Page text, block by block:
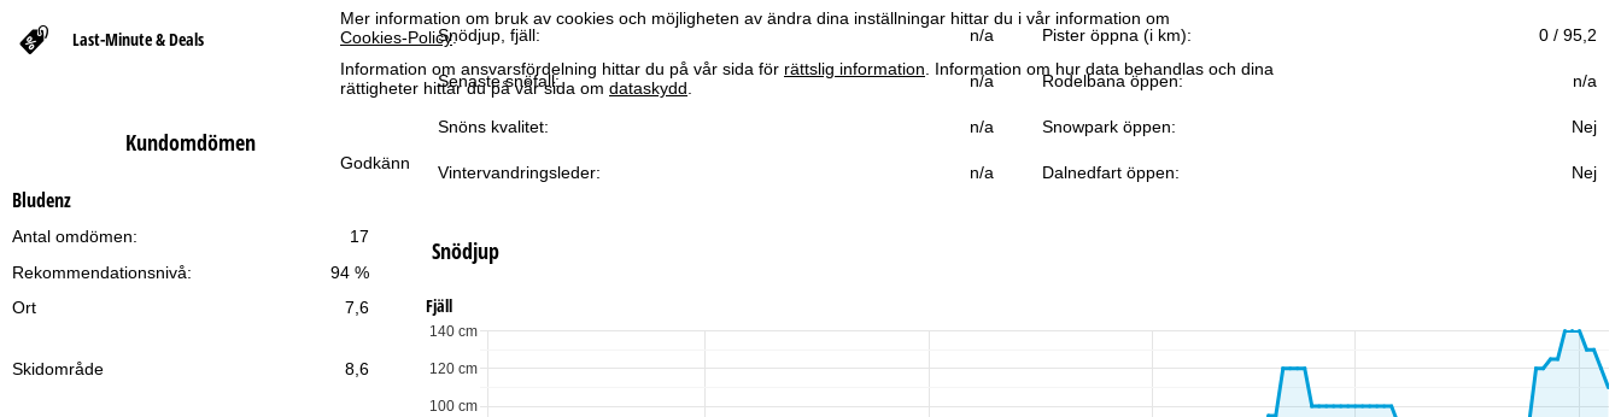
Mer information om bruk av cookies och möjligheten av ändra dina inställningar hittar du i vår information om
Cookies-Policy.
Information om ansvarsfördelning hittar du på vår sida för rättslig information . Information om hur data behandlas och dina
rättigheter hittar du på vår sida om dataskydd
Godkänn
Last-Minute & Deals
Kundomdömen
Bludenz
17
Antal omdömen:
94 %
Rekommendationsnivå:
Ort
7,6
Skidområde 8,6
d
a
Snödjup, fjäll: n/a Pister öppna (i km): 0 / 95,2
Senaste snöfall: n/a Rodelbana öppen: n/a
Snöns kvalitet: n/a Snowpark öppen: Nej
Vintervandringsleder: n/a Dalnedfart öppen: Nej
Snödjup
Fjäll
100 cm
120 cm
140 cm